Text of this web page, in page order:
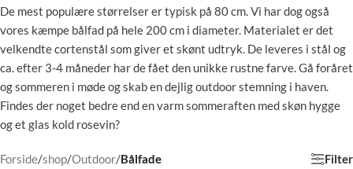
De mest populære størrelser er typisk på 80 cm. Vi har dog også
vores kæmpe bålfad på hele 200 cm i diameter. Materialet er det
velkendte cortenstål som giver et skønt udtryk. De leveres i stål og
ca. efter 3-4 måneder har de fået den unikke rustne farve. Gå foråret
og sommeren i møde og skab en dejlig outdoor stemning i haven.
Findes der noget bedre end en varm sommeraften med skøn hygge
og et glas kold rosevin?
Forside/shop/Outdoor/Bålfade Filter